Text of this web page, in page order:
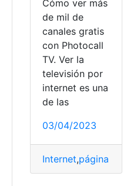
televisión
Cómo ver más
de mil de
canales gratis
con Photocall
TV. Ver la
televisión por
internet es una
de las
03/04/2023
Internet,página web